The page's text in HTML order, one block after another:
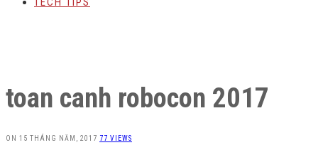
toan canh robocon 2017
ON 15 THÁNG NĂM, 2017 77 VIEWS